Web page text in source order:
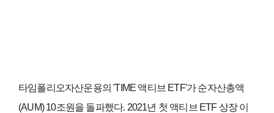
타임폴리오자산운용의 'TIME 액티브 ETF'가 순자산총액
(AUM) 10조원을 돌파했다. 2021년 첫 액티브 ETF 상장 이